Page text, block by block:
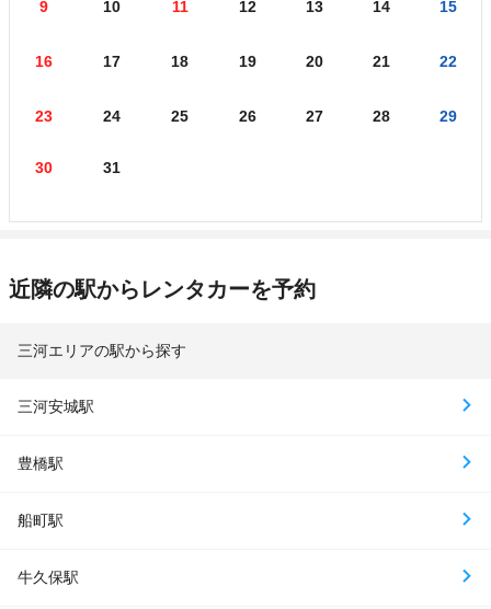
9 10 11 12 13 14 15
16 17 18 19 20 21 22
23 24 25 26 27 28 29
30 31
近隣の駅からレンタカーを予約
三河エリアの駅から探す
三河安城駅
豊橋駅
船町駅
牛久保駅